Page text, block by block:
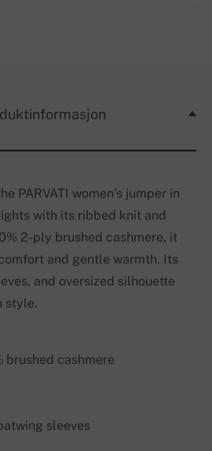
PARVATI women’s jumper in
with its ribbed knit and
2-ply brushed cashmere, it
and gentle warmth. Its
and oversized silhouette
style.
brushed cashmere
sleeves